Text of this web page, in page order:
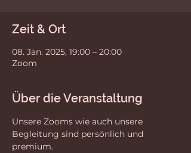
Zeit & Ort
08. Jan. 2025, 19:00 – 20:00
Zoom
Über die Veranstaltung
Unsere Zooms wie auch unsere
Begleitung sind persönlich und
premium.